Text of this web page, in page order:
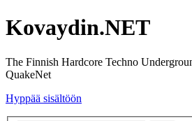
Kovaydin.NET
The Finnish Hardcore Techno
QuakeNet
Hyppää sisältöön